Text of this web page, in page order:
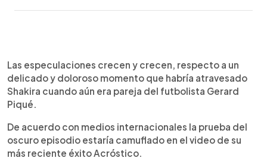
Escuchar artículo
Las especulaciones crecen y crecen, respecto a un
delicado y doloroso momento que habría atravesado
Shakira cuando aún era pareja del futbolista Gerard
Piqué.
De acuerdo con medios internacionales la prueba del
oscuro episodio estaría camuflado en el video de su
más reciente éxito Acróstico.